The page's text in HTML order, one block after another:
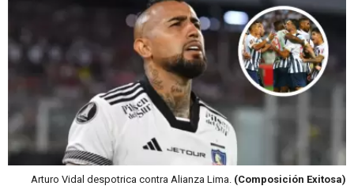
Arturo Vidal despotrica contra Alianza Lima. (Composición Exitosa)